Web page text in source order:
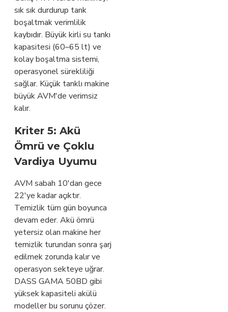
sık sık durdurup tank
boşaltmak verimlilik
kaybıdır. Büyük kirli su tankı
kapasitesi (60–65 lt) ve
kolay boşaltma sistemi,
operasyonel sürekliliği
sağlar. Küçük tanklı makine
büyük AVM'de verimsiz
kalır.
Kriter 5: Akü
Ömrü ve Çoklu
Vardiya Uyumu
AVM sabah 10'dan gece
22'ye kadar açıktır.
Temizlik tüm gün boyunca
devam eder. Akü ömrü
yetersiz olan makine her
temizlik turundan sonra şarj
edilmek zorunda kalır ve
operasyon sekteye uğrar.
DASS GAMA 50BD gibi
yüksek kapasiteli akülü
modeller bu sorunu çözer.